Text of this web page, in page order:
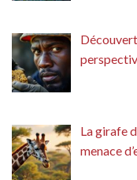
La girafe
menace